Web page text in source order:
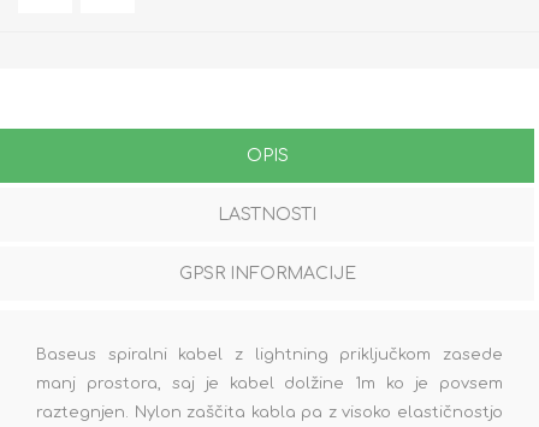
OPIS
LASTNOSTI
GPSR INFORMACIJE
Baseus spiralni kabel z lightning priključkom zasede
manj prostora, saj je kabel dolžine 1m ko je povsem
raztegnjen. Nylon zaščita kabla pa z visoko elastičnostjo